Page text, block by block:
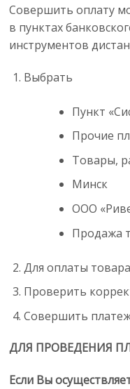
Совершить оплату
в пунктах
инструментов
Выбрать
Пункт
Прочие
Товары,
Минск
ООО
Продажа
Для оплаты
Проверить
Совершить
ДЛЯ ПРОВЕДЕНИЯ
Если Вы